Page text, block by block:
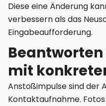
Diese eine Änderung
verbessern als das
Eingabeaufforderung.
Beantworten
mit
Anstoßimpulse sind der
Kontaktaufnahme.